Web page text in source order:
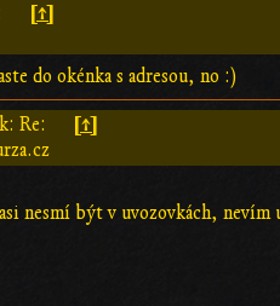
[↑]
do okénka s adresou, no :)
Re: [↑]
nesmí být v uvozovkách,